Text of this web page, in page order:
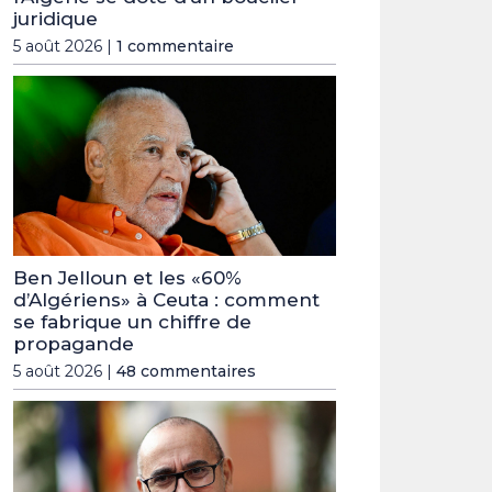
juridique
5 août 2026 | 1 commentaire
Ben Jelloun et les «60%
d’Algériens» à Ceuta : comment
se fabrique un chiffre de
propagande
5 août 2026 | 48 commentaires